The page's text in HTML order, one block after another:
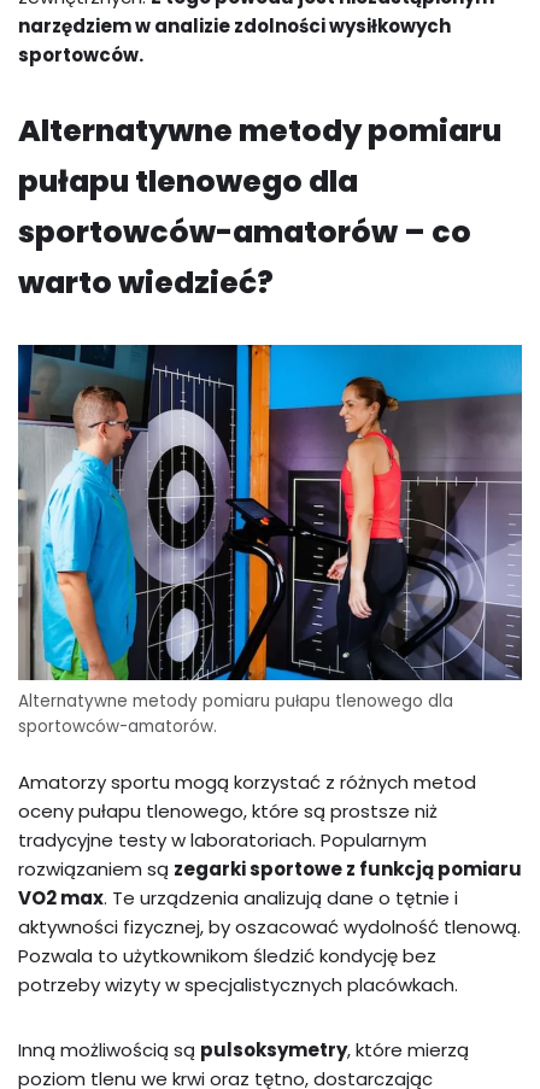
narzędziem w analizie zdolności wysiłkowych
sportowców.
Alternatywne metody pomiaru
pułapu tlenowego dla
sportowców-amatorów – co
warto wiedzieć?
Alternatywne metody pomiaru pułapu tlenowego dla
sportowców-amatorów.
Amatorzy sportu mogą korzystać z różnych metod
oceny pułapu tlenowego, które są prostsze niż
tradycyjne testy w laboratoriach. Popularnym
rozwiązaniem są zegarki sportowe z funkcją pomiaru
VO2 max. Te urządzenia analizują dane o tętnie i
aktywności fizycznej, by oszacować wydolność tlenową.
Pozwala to użytkownikom śledzić kondycję bez
potrzeby wizyty w specjalistycznych placówkach.
Inną możliwością są pulsoksymetry, które mierzą
poziom tlenu we krwi oraz tętno, dostarczając